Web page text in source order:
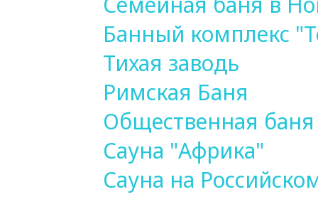
Банный комплекс
Тихая заводь
Римская Баня
Общественная
Сауна "Африка"
Сауна на